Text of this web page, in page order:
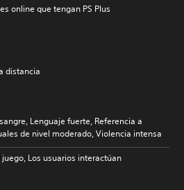
online que tengan PS Plus
distancia
Lenguaje fuerte, Referencia a
de nivel moderado, Violencia intensa
Los usuarios interactúan